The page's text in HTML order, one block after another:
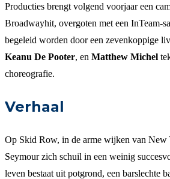
Producties brengt volgend voorjaar een
Broadwayhit, overgoten met een InTeam-
begeleid worden door een zevenkoppige
Keanu De Pooter, en Matthew Michel
choreografie.
Verhaal
Op Skid Row, in de arme wijken van New
Seymour zich schuil in een weinig
leven bestaat uit potgrond, een barslechte